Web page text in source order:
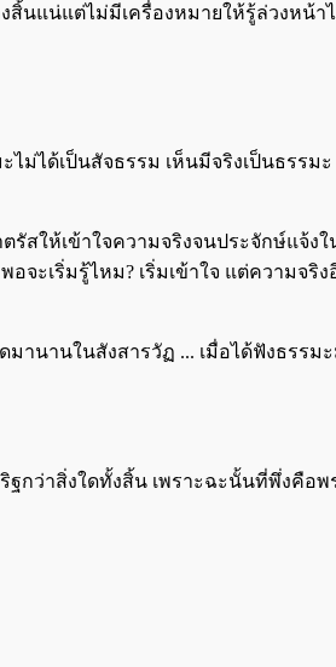
นแน่แต่ไม่มีเครื่องหมายให้รู้ล่วงหน้าไ
ม่ได้เป็นสัจธรรม เห็นมีจริงเป็นธรรมะ
รัสให้เข้าใจความจริงจนประจักษ์แจ้ง
ะเริ่มรู้ไหม? เริ่มเข้าใจ แต่ความจริ
านานในสังสารวัฏ ... เมื่อได้ฟังธรร
กว่าสิ่งใดทั้งสิ้น เพราะฉะนั้นที่พึ่งคือพ